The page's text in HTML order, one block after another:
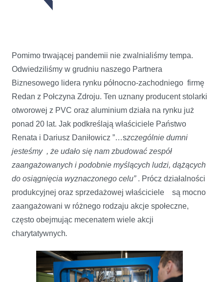
Pomimo trwającej pandemii nie zwalnialiśmy tempa.
Odwiedziliśmy w grudniu naszego Partnera
Biznesowego lidera rynku północno-zachodniego firmę
Redan z Połczyna Zdroju. Ten uznany producent stolarki
otworowej z PVC oraz aluminium działa na rynku już
ponad 20 lat. Jak podkreślają właściciele Państwo
Renata i Dariusz Daniłowicz ”…szczególnie dumni
jesteśmy , że udało się nam zbudować zespół
zaangażowanych i podobnie myślących ludzi, dążących
do osiągnięcia wyznaczonego celu”. Prócz działalności
produkcyjnej oraz sprzedażowej właściciele są mocno
zaangażowani w różnego rodzaju akcje społeczne,
często obejmując mecenatem wiele akcji
charytatywnych.